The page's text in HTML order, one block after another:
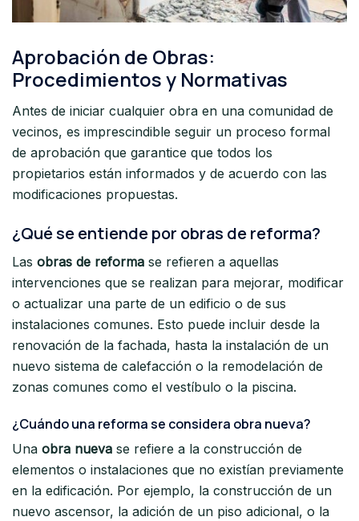
Aprobación de Obras:
Procedimientos y Normativas
Antes de iniciar cualquier obra en una comunidad de
vecinos, es imprescindible seguir un proceso formal
de aprobación que garantice que todos los
propietarios están informados y de acuerdo con las
modificaciones propuestas.
¿Qué se entiende por obras de reforma?
Las obras de reforma se refieren a aquellas
intervenciones que se realizan para mejorar, modificar
o actualizar una parte de un edificio o de sus
instalaciones comunes. Esto puede incluir desde la
renovación de la fachada, hasta la instalación de un
nuevo sistema de calefacción o la remodelación de
zonas comunes como el vestíbulo o la piscina.
¿Cuándo una reforma se considera obra nueva?
Una obra nueva se refiere a la construcción de
elementos o instalaciones que no existían previamente
en la edificación. Por ejemplo, la construcción de un
nuevo ascensor, la adición de un piso adicional, o la